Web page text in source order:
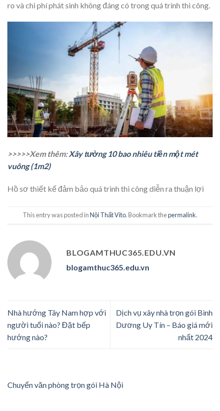
ro và chi phí phát sinh không đáng có trong quá trình thi công.
>>>>>Xem thêm:Xây tường 10 bao nhiêu tiền một mét
vuông (1m2)
Hồ sơ thiết kế đảm bảo quá trình thi công diễn ra thuận lợi
This entry was posted inNội Thất Vito. Bookmark thepermalink.
BLOGAMTHUC365.EDU.VN
blogamthuc365.edu.vn
Nhà hướng Tây Nam hợp với
người tuổi nào? Đặt bếp
hướng nào?
Dịch vụ xây nhà trọn gói Bình
Dương Uy Tín – Báo giá mới
nhất 2024
Chuyển văn phòng trọn gói Hà Nội